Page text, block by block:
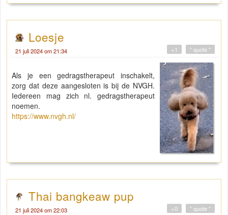
Loesje
21 juli 2024 om 21:34 " quote "
+1
Als je een gedragstherapeut inschakelt,
zorg dat deze aangesloten is bij de NVGH.
Iedereen mag zich nl. gedragstherapeut
noemen.
https://www.nvgh.nl/
Thai bangkeaw pup
21 juli 2024 om 22:03 " quote "
+0